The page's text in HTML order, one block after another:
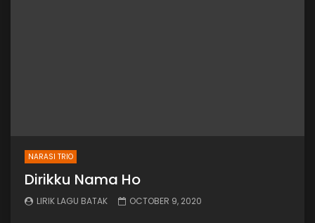
NARASI TRIO
Dirikku Nama Ho
LIRIK LAGU BATAK OCTOBER 9, 2020